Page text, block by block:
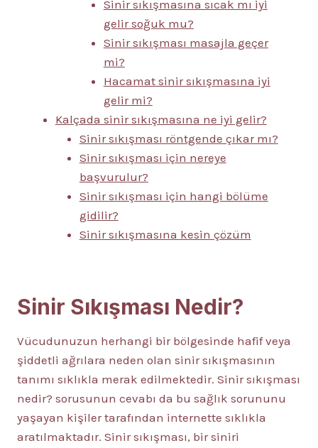
Sinir sıkışmasına sıcak mı iyi
gelir soğuk mu?
Sinir sıkışması masajla geçer
mi?
Hacamat sinir sıkışmasına iyi
gelir mi?
Kalçada sinir sıkışmasına ne iyi gelir?
Sinir sıkışması röntgende çıkar mı?
Sinir sıkışması için nereye
başvurulur?
Sinir sıkışması için hangi bölüme
gidilir?
Sinir sıkışmasına kesin çözüm
Sinir Sıkışması Nedir?
Vücudunuzun herhangi bir bölgesinde hafif veya
şiddetli ağrılara neden olan sinir sıkışmasının
tanımı sıklıkla merak edilmektedir. Sinir sıkışması
nedir? sorusunun cevabı da bu sağlık sorununu
yaşayan kişiler tarafından internette sıklıkla
aratılmaktadır. Sinir sıkışması, bir siniri